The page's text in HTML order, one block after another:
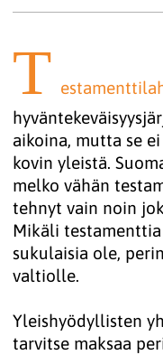
T
aikoina, mutta se
kovin yleistä.
melko vähän
tehnyt vain noin
Mikäli
sukulaisia ole,
valtiolle.
Yleishyödyllisten
tarvitse maksaa